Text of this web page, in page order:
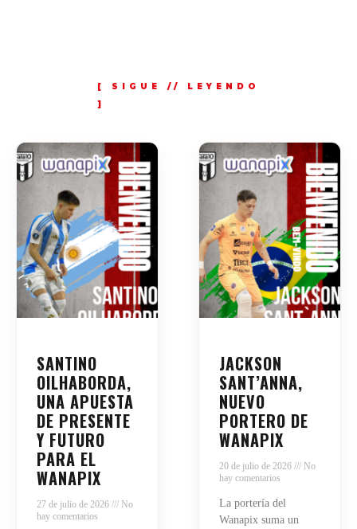
SANTINO
OILHABORDA,
UNA APUESTA
DE PRESENTE
Y FUTURO
PARA EL
WANAPIX
27 de julio de 2026
No
hay comentarios
JACKSON
SANT’ANNA,
NUEVO
PORTERO DE
WANAPIX
20 de julio de 2026
No
hay comentarios
La portería del
Wanapix suma un